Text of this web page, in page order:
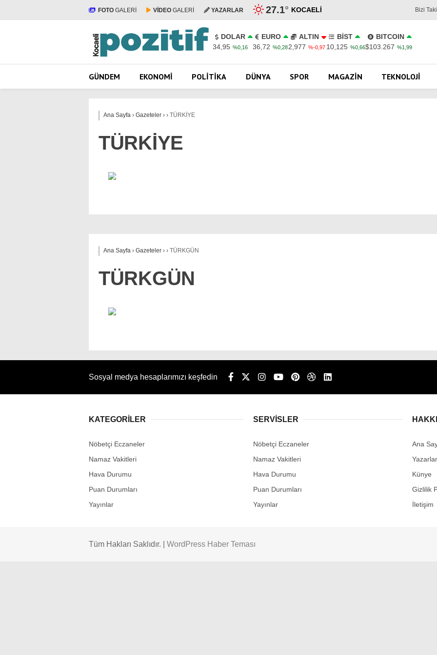
FOTO GALERİ VİDEO GALERİ YAZARLAR 27.1° KOCAELI Bizi
DOLAR
34,95 %0,16
EURO
36,72 %0,28
ALTIN
2,977 %-0,97
BİST
10,125 %0,66
BITCOIN
$103.267 %1,99
GÜNDEM EKONOMI POLITIKA DÜNYA SPOR MAGAZIN TEKNOLOJI
Ana Sayfa › Gazeteler › › TÜRKİYE
TÜRKİYE
Ana Sayfa › Gazeteler › › TÜRKGÜN
TÜRKGÜN
Sosyal medya hesaplarımızı keşfedin
KATEGORİLER
Nöbetçi Eczaneler
Namaz Vakitleri
Hava Durumu
Puan Durumları
Yayınlar
SERVİSLER
Nöbetçi Eczaneler
Namaz Vakitleri
Hava Durumu
Puan Durumları
Yayınlar
Ana
Yazarlar
Künye
Gizlilik
İletişim
Tüm Hakları Saklıdır. | WordPress Haber Teması